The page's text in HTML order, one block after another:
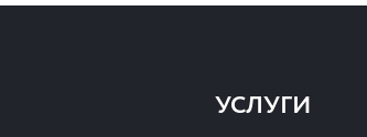
УСЛУГИ